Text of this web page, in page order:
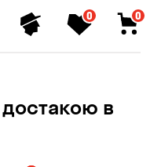
0 0
в